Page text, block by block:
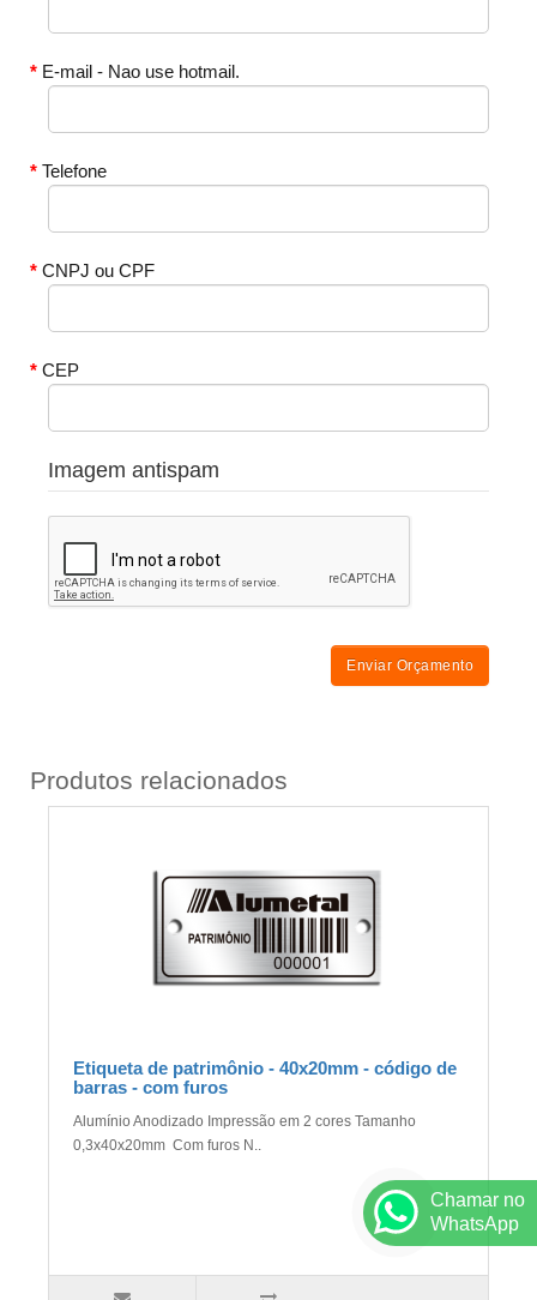
E-mail - Nao use hotmail.
Telefone
CNPJ ou CPF
CEP
Imagem antispam
Enviar Orçamento
Produtos relacionados
Etiqueta de patrimônio - 40x20mm - código de
barras - com furos
Alumínio Anodizado Impressão em 2 cores Tamanho
0,3x40x20mm Com furos N..
Chamar no
WhatsApp